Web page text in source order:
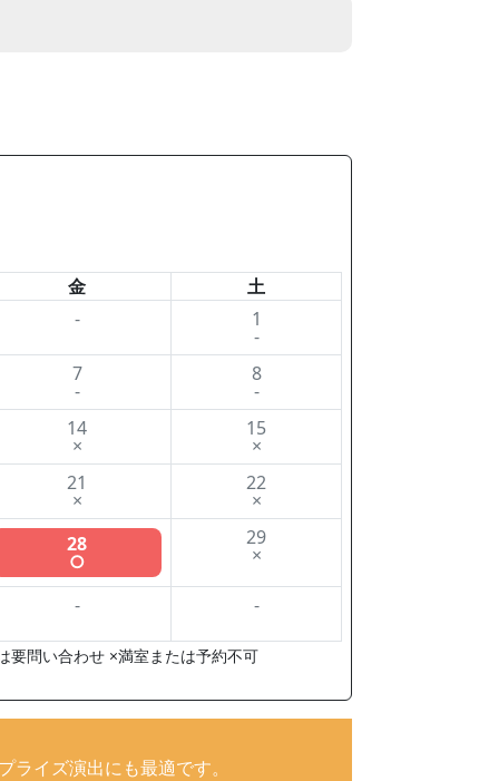
金
土
- 1
-
7
-
8
-
14
×
15
×
21
×
22
×
28
○
29
×
- -
要問い合わせ ×満室または予約不可
イズ演出にも最適です。